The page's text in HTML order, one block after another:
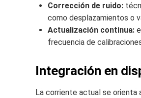
Corrección de ruido:
como desplazamientos o
Actualización continua:
frecuencia de
Integración en
La corriente actual se